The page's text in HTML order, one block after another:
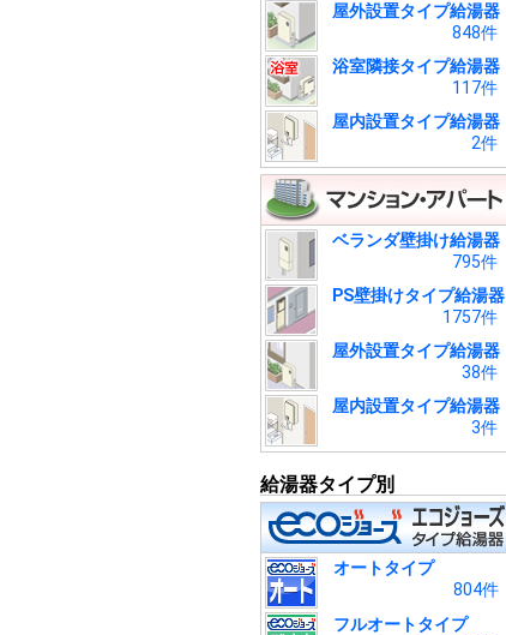
屋外設置タイプ給湯器
848件
浴室隣接タイプ給湯器
117件
屋内設置タイプ給湯器
2件
ベランダ壁掛け給湯器
795件
PS壁掛けタイプ給湯器
1757件
屋外設置タイプ給湯器
38件
屋内設置タイプ給湯器
3件
給湯器タイプ別
オートタイプ
804件
フルオートタイプ